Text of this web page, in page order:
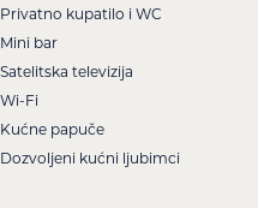
Privatno kupatilo i WC
Mini bar
Satelitska televizija
Wi-Fi
Kućne papuče
Dozvoljeni kućni ljubimci